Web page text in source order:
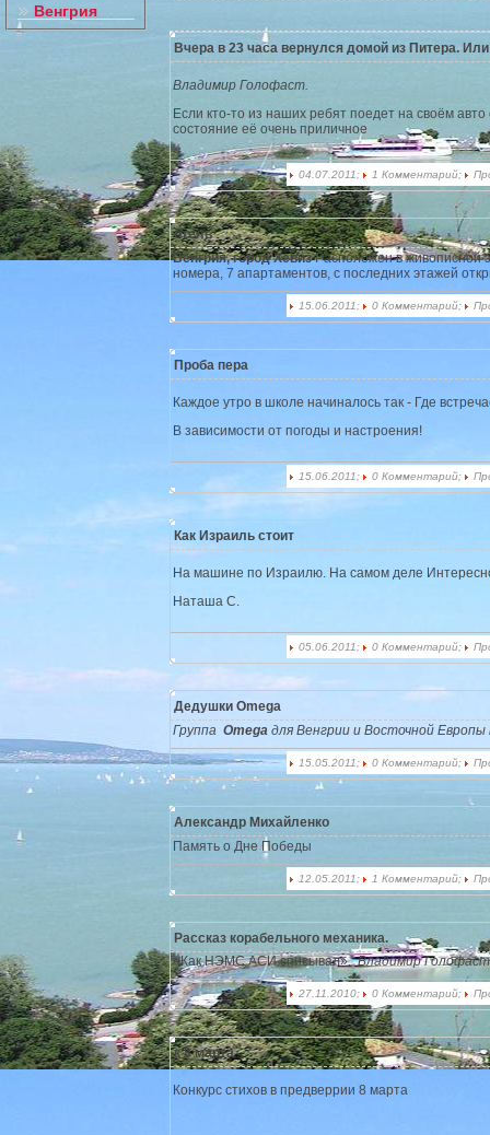
Венгрия
Вчера в 23 часа вернулся домой из Питера.
Владимир Голофаст.
Если кто-то из наших ребят поедет на своём
состояние её очень приличное
04.07.2011; 1 Комментарий;
отель
Венгрия, город ХевизРасположен в живописной
номера, 7 апартаментов, с последних этажей
15.06.2011; 0 Комментарий;
Проба пера
Каждое утро в школе начиналось так - Где
В зависимости от погоды и настроения!
15.06.2011; 0 Комментарий;
Как Израиль стоит
На машине по Израилю. На самом деле
Наташа С.
05.06.2011; 0 Комментарий;
Дедушки Omega
Группа Omega для Венгрии и Восточной
15.05.2011; 0 Комментарий;
Александр Михайленко
Память о Дне Победы
12.05.2011; 1 Комментарий;
Рассказ корабельного механика.
«Как НЭМС АСИ списывал».Владимир Голофаст
27.11.2010; 0 Комментарий;
к 8 марта
Конкурс стихов в предверрии 8 марта